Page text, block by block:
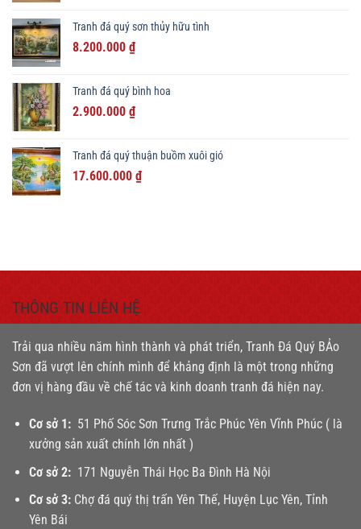
33.000.000 ₫.là:
Tranh đá quý sơn thủy hữu tình
Giá
11.000.000 ₫.
8.200.000 ₫Giá
là:
8.200.000 ₫.
Tranh đá quý bình hoa
Giá
3.200.000 ₫.
2.900.000 ₫Giá
là:
2.900.000 ₫.
Tranh đá quý thuận buồm xuôi gió
Giá
17.600.000 ₫Giá
THÔNG TIN LIÊN HỆ
Trải qua nhiều năm hình thành và phát triển, Tranh Đá Quý BẢo
Sơn đã vượt lên chính mình để khảng định là một trong những
đơn vị hàng đầu về chế tác và kinh doanh tranh đá hiện nay.
Cơ sở 1:51 Phố Sóc Sơn Trưng Trắc Phúc Yên Vĩnh Phúc ( là
xưởng sản xuất chính lớn nhất )
Cơ sở 2:171 Nguyễn Thái Học Ba Đình Hà Nội
Cơ sở 3:Chợ đá quý thị trấn Yên Thế, Huyện Lục Yên, Tỉnh
Yên Bái